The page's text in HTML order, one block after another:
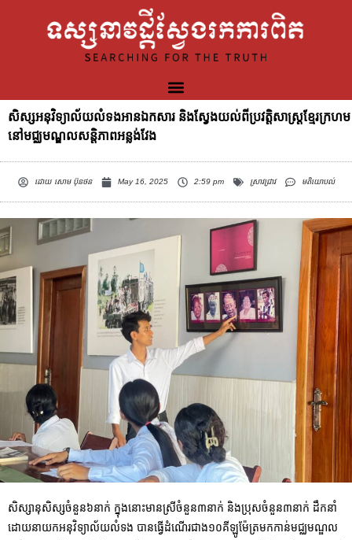
សិស្សអនុវិទ្យាល័យលំទងអានឯកសារ និងស្វែងយល់ពីប្រវត្ដិសាស្រ្ដខ្មែរក្រហម
នៅមជ្ឈមណ្ឌលសន្តិភាពអន្លង់វែង
ដោយសោម ប៊ុនថន May 16, 2025 2:59 pm ស្រាវជ្រាវ មតិយោបល់
សិស្សានុសិស្សចំនួន៦នាក់ ក្នុងនោះមានស្រីចំនួន៣នាក់ និងប្រុសចំនួន៣នាក់ ដឹកនាំ
ដោយនាយកអនុវិទ្យាល័យលំទង បានធ្វើដំណើរជាង១០គីឡូម៉ែត្រមកកាន់មជ្ឈមណ្ឌល